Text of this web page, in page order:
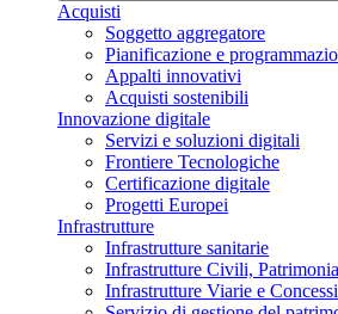
Acquisti
Soggetto aggregatore
Pianificazione e
Appalti innovativi
Acquisti sostenibili
Innovazione digitale
Servizi e soluzioni digitali
Frontiere Tecnologiche
Certificazione digitale
Progetti Europei
Infrastrutture
Infrastrutture sanitarie
Infrastrutture Civili,
Infrastrutture Viarie e